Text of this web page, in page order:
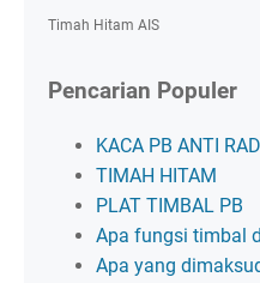
Timah Hitam AIS
Pencarian Populer
KACA PB ANTI
TIMAH HITAM
PLAT TIMBAL PB
Apa fungsi timbal
Apa yang